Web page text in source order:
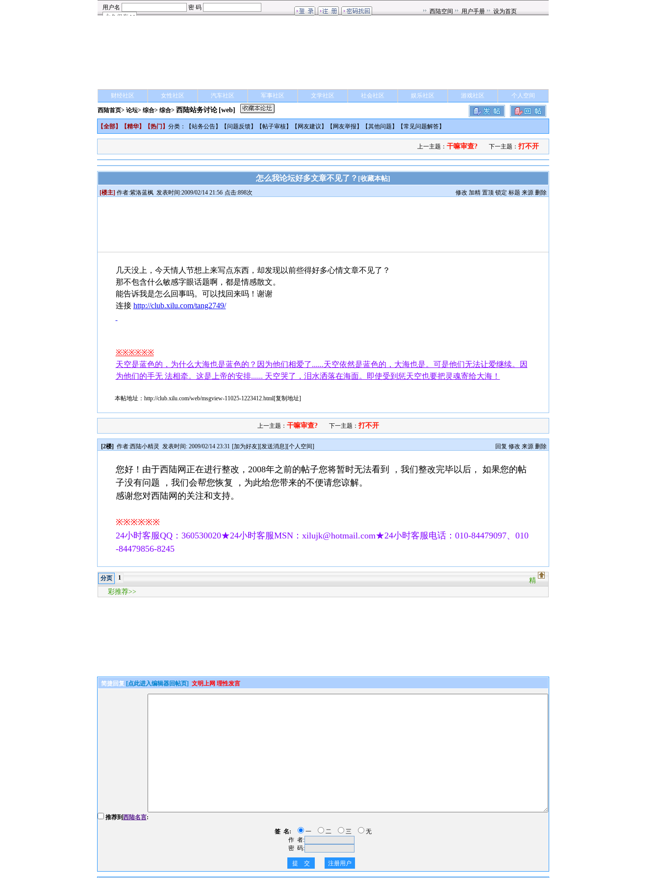
财经社区 女性社区 汽车社区 军事社区 文学社区 社会社区 娱乐社区 游戏社区 个人空间
西陆首页> 论坛> 综合> 综合> 西陆站务讨论 [web]
【全部】【精华】【热门 】 分类：【站务公告】【问题反馈】【帖子审核】【 网友建议 】【 网友举报 】【其他问题 】【常见问题解答】
上一主题： 干嘛审查? 下一主题： 打不开
怎么我论坛好多文章不见了？ [收藏本帖]
[楼主] 作者:紫洛蓝枫 发表时间:2009/02/14 21:56 修改 加精 置顶 锁定 标题 来源 删除
点击:898次
几天没上，今天情人节想上来写点东西，却发现以前些得好多心情文章不见了？
那不包含什么敏感字眼话题啊，都是情感散文。
能告诉我是怎么回事吗。可以找回来吗！谢谢
连接 http://club.xilu.com/tang2749/
※※※※※※
天空是蓝色的，为什么大海也是蓝色的？因为他们相爱了......天空依然是蓝色的，大海也是。可是他们无法让爱继续。因
为他们的手无 法相牵。这是上帝的安排...... 天空哭了，泪水洒落在海面。即使受到惩天空也要把灵魂寄给大海！
本帖地址： http://club.xilu.com/web/msgview-11025-1223412.html[复制地址]
上一主题： 干嘛审查? 下一主题： 打不开
[2楼] 作者:西陆小精灵 发表时间: 2009/02/14 23:31 [加为好友][发送消息][个人空间] 回复 修改 来源 删除
您好！由于西陆网正在进行整改，2008年之前的帖子您将暂时无法看到 ，我们整改完毕以后， 如果您的帖
子没有问题 ，我们会帮您恢复 ，为此给您带来的不便请您谅解。
感谢您对西陆网的关注和支持。
※※※※※※
24小时客服QQ：360530020★24小时客服MSN：xilujk@hotmail.com★24小时客服电话：010-84479097、010
-84479856-8245
分页 1
精
彩推荐>>
简捷回复 [点此进入编辑器回帖页] 文明上网 理性发言
推荐到西陆名言:
签 名: 一 二 三
无
作 者:
密 码:
注册用户
提 交